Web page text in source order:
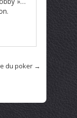
du poker →